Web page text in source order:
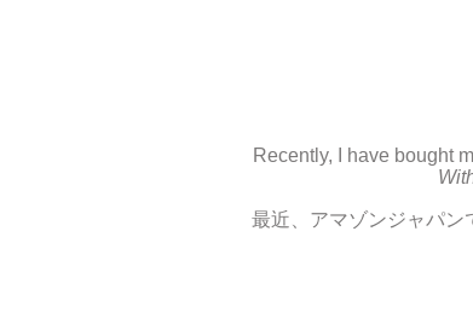
Recently, I have bought
最近、アマゾンジャパン